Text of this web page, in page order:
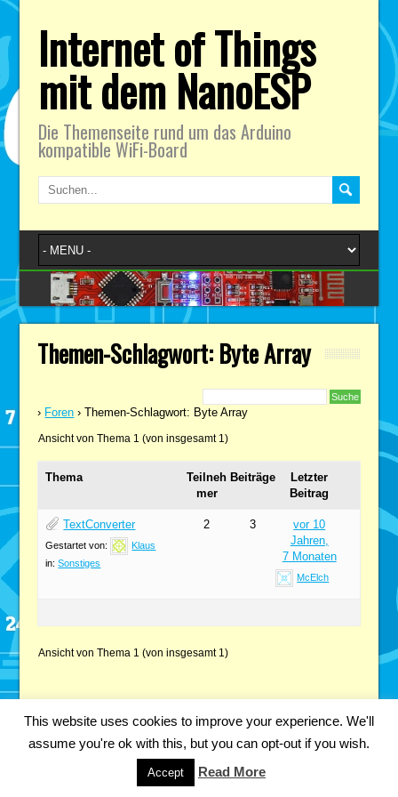
Internet of Things
mit dem NanoESP
Die Themenseite rund um das Arduino
kompatible WiFi-Board
Themen-Schlagwort: Byte Array
› Foren › Themen-Schlagwort: Byte Array
Ansicht von Thema 1 (von insgesamt 1)
Thema
Teilneh
mer
Beiträge
Letzter
Beitrag
TextConverter
Gestartet von:
Klaus
in:Sonstiges
2 3
vor 10
Jahren,
7 Monaten
McElch
Ansicht von Thema 1 (von insgesamt 1)
Copyright 2018 Fabian Kainka | All Rights Reserved.Impressum
Datenschutzerklärung
This website uses cookies to improve your experience. We'll
assume you're ok with this, but you can opt-out if you wish.
Accept Read More